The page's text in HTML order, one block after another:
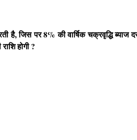
है,जिस पर8% की वार्षिक चक्रवृद्धि ब्याज
होगी?